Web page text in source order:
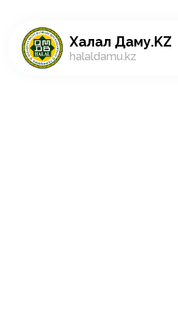
Халал Даму.KZ
halaldamu.kz